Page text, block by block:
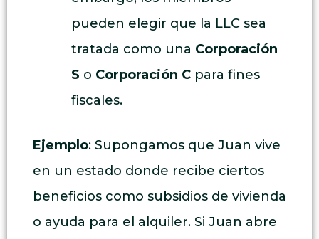
pueden elegir que la LLC sea
tratada como una Corporación
S o Corporación C para fines
fiscales.
Ejemplo: Supongamos que Juan vive
en un estado donde recibe ciertos
beneficios como subsidios de vivienda
o ayuda para el alquiler. Si Juan abre